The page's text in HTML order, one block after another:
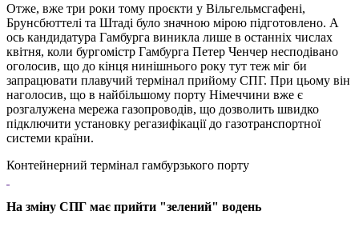
Отже, вже три роки тому проєкти у Вільгельмсгафені,
Брунсбюттелі та Штаді було значною мірою підготовлено. А
ось кандидатура Гамбурга виникла лише в останніх числах
квітня, коли бургомістр Гамбурга Петер Ченчер несподівано
оголосив, що до кінця нинішнього року тут теж міг би
запрацювати плавучий термінал прийому СПГ. При цьому він
наголосив, що в найбільшому порту Німеччини вже є
розгалужена мережа газопроводів, що дозволить швидко
підключити установку регазифікації до газотранспортної
системи країни.
Контейнерний термінал гамбурзького порту
На зміну СПГ має прийти "зелений" водень